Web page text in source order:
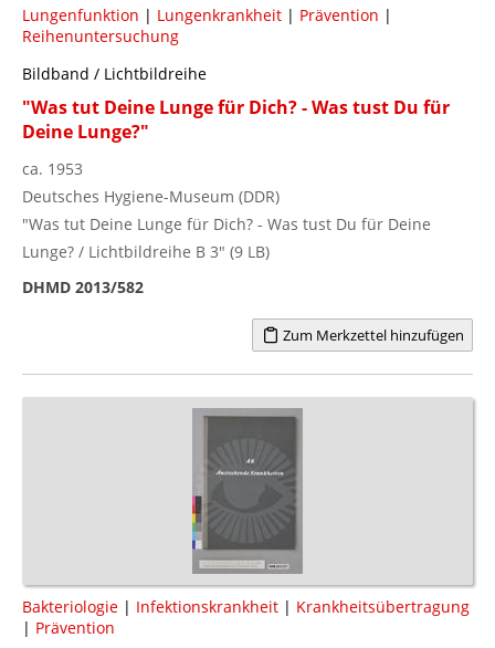
Lungenfunktion | Lungenkrankheit | Prävention |
Reihenuntersuchung
Bildband / Lichtbildreihe
"Was tut Deine Lunge für Dich? - Was tust Du für
Deine Lunge?"
ca. 1953
Deutsches Hygiene-Museum (DDR)
"Was tut Deine Lunge für Dich? - Was tust Du für Deine
Lunge? / Lichtbildreihe B 3" (9 LB)
DHMD 2013/582
Zum Merkzettel hinzufügen
Bakteriologie | Infektionskrankheit | Krankheitsübertragung
| Prävention